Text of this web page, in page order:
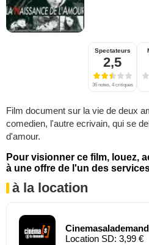
Spectateurs
2,5
36 notes, 4 critiques
Film document sur la vie de deux
comedien, l'autre ecrivain, qui se
d'amour.
Pour visionner ce film, louez,
à une offre de l'un des
à la location
Location SD: 3,99 €